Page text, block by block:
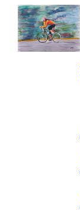
Aller
contenu